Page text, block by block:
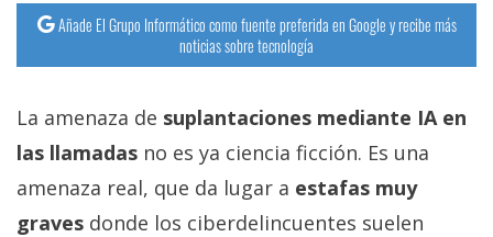
Añade El Grupo Informático como fuente preferida en Google y recibe más
noticias sobre tecnología
La amenaza de suplantaciones mediante IA en
las llamadas no es ya ciencia ficción. Es una
amenaza real, que da lugar a estafas muy
graves donde los ciberdelincuentes suelen